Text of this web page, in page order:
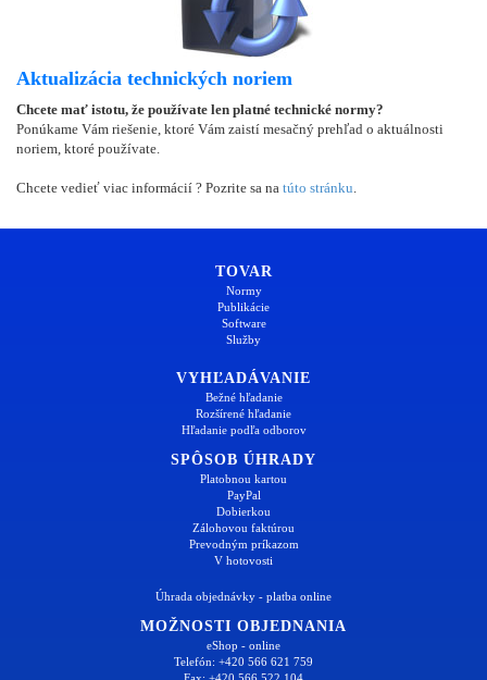
Aktualizácia technických noriem
Chcete mať istotu, že používate len platné technické normy?
Ponúkame Vám riešenie, ktoré Vám zaistí mesačný prehľad o aktuálnosti
noriem, ktoré používate.
Chcete vedieť viac informácií ? Pozrite sa na túto stránku
TOVAR
Normy
Publikácie
Software
Služby
VYHĽADÁVANIE
Bežné hľadanie
Rozšírené hľadanie
Hľadanie podľa odborov
SPÔSOB ÚHRADY
Platobnou kartou
PayPal
Dobierkou
Zálohovou faktúrou
Prevodným príkazom
V hotovosti
Úhrada objednávky - platba online
MOŽNOSTI OBJEDNANIA
eShop - online
Telefón: +420 566 621 759
Fax: +420 566 522 104